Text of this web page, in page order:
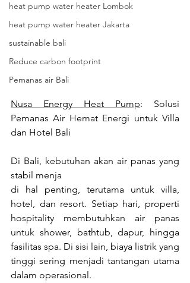
heat pump water heater Lombok
heat pump water heater Jakarta
sustainable bali
Reduce carbon footprint
Pemanas air Bali
Nusa Energy Heat Pump: Solusi
Pemanas Air Hemat Energi untuk Villa
dan Hotel Bali
Di Bali, kebutuhan akan air panas yang
stabil menja
di hal penting, terutama untuk villa,
hotel, dan resort. Setiap hari, properti
hospitality membutuhkan air panas
untuk shower, bathtub, dapur, hingga
fasilitas spa. Di sisi lain, biaya listrik yang
tinggi sering menjadi tantangan utama
dalam operasional.